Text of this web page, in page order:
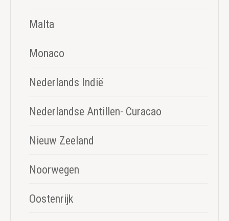
Malta
Monaco
Nederlands Indië
Nederlandse Antillen- Curacao
Nieuw Zeeland
Noorwegen
Oostenrijk